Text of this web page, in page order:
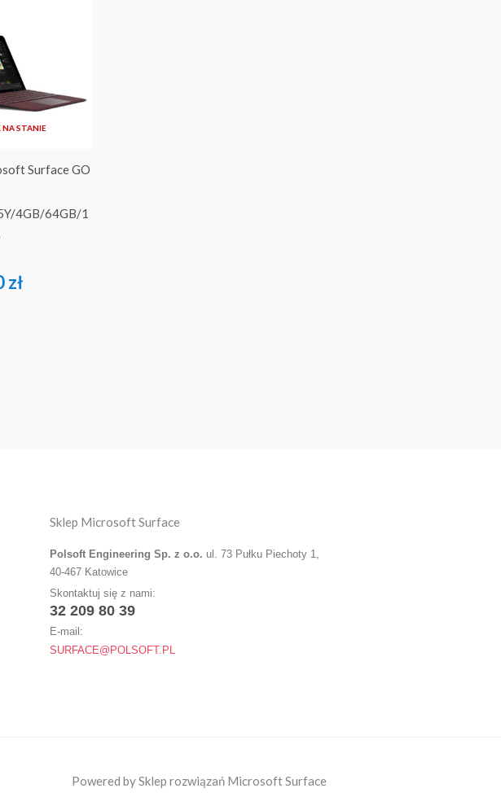
NA STANIE
Surface GO
4GB/64GB/1
zł
Sklep Microsoft Surface
Polsoft Engineering Sp. z o.o. ul. 73 Pułku Piechoty 1,
40-467 Katowice
Skontaktuj się z nami:
32 209 80 39
E-mail:
SURFACE@POLSOFT.PL
Powered by Sklep rozwiązań Microsoft Surface